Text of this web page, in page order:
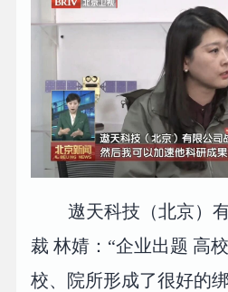
遨天科技（北京）
裁 林婧：“企业出题 高
校、院所形成了很好的